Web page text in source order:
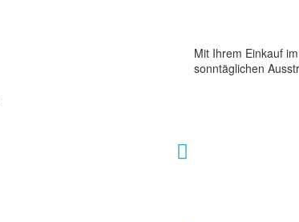
Mit Ihrem Einkauf
sonntäglichen